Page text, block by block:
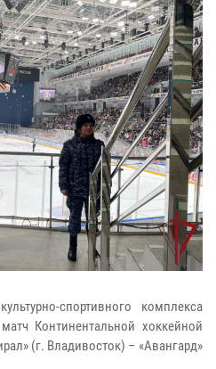
спортивного комплекса
Континентальной хоккейной
(г. Владивосток) – «Авангард»